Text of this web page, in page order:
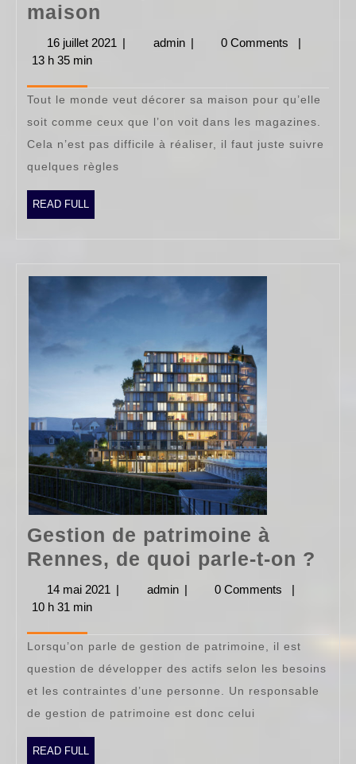
maison
règles
sa
maison
16 juillet 2021 16
| admin admin
| 0 Comments
|
13 h 35 min
Tout le monde veut décorer sa maison pour qu’elle
soit comme ceux que l’on voit dans les magazines.
Cela n’est pas difficile à réaliser, il faut juste suivre
quelques règles
READ FULL
FULL
Gestion de patrimoine à
Rennes, de quoi parle-t-on ?
de
14 mai 2021 14
| admin admin
| 0 Comments
|
10 h 31 min
Lorsqu’on parle de gestion de patrimoine, il est
question de développer des actifs selon les besoins
et les contraintes d’une personne. Un responsable
de gestion de patrimoine est donc celui
READ FULL